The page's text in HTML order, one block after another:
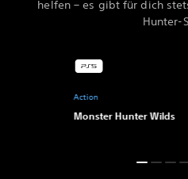
helfen – es gibt für dich
Hunter-
Action
Monster Hunter Wilds